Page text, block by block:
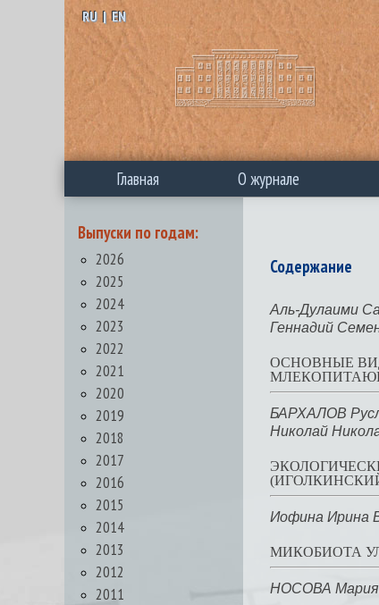
RU | EN
Главная О журнале
Выпуски по годам:
2026
2025
2024
2023
2022
2021
2020
2019
2018
2017
2016
2015
2014
2013
2012
2011
Содержание
Аль-Дулаими
Геннадий
ОСНОВНЫЕ
БАРХАЛОВ
Николай
Иофина Ирина
МИКОБИОТА
НОСОВА Мария